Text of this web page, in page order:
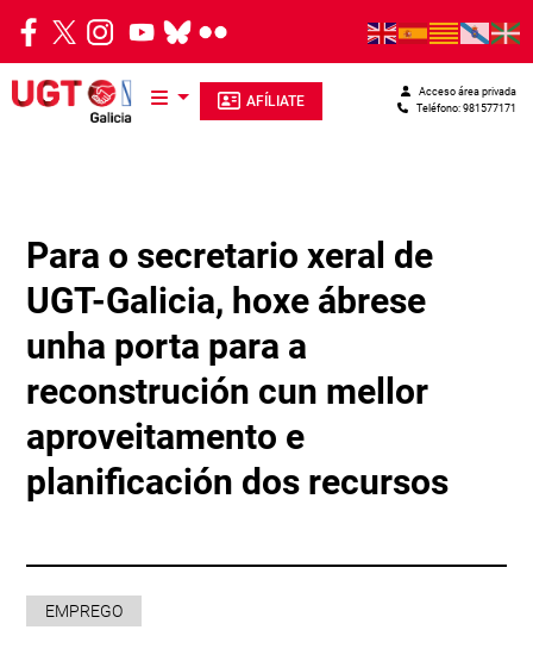
Pasar al contenido principal
AFÍLIATE Teléfono: 981577171
Acceso área privada
Para o secretario xeral de
UGT-Galicia, hoxe ábrese
unha porta para a
reconstrución cun mellor
aproveitamento e
planificación dos recursos
EMPREGO